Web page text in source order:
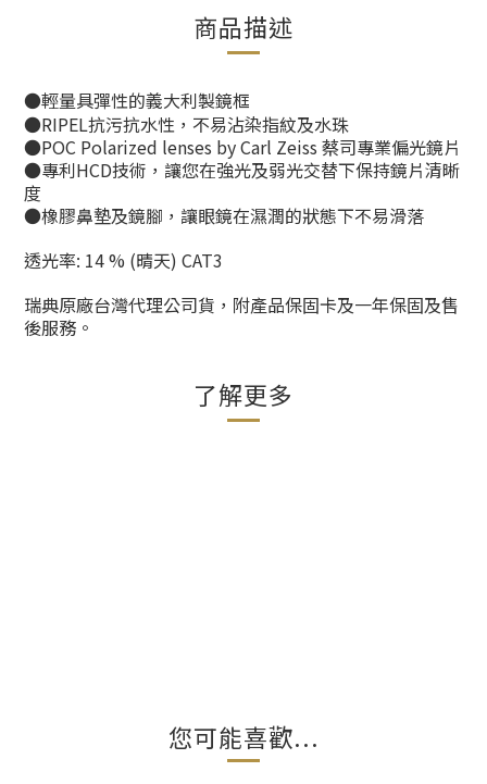
商品描述
●輕量具彈性的義大利製鏡框
●RIPEL抗污抗水性，不易沾染指紋及水珠
●POC Polarized lenses by Carl Zeiss 蔡司專業偏光鏡片
●專利HCD技術，讓您在強光及弱光交替下保持鏡片清晰
度
●橡膠鼻墊及鏡腳，讓眼鏡在濕潤的狀態下不易滑落
透光率: 14 % (晴天) CAT3
瑞典原廠台灣代理公司貨，附產品保固卡及一年保固及售
後服務。
了解更多
您可能喜歡...